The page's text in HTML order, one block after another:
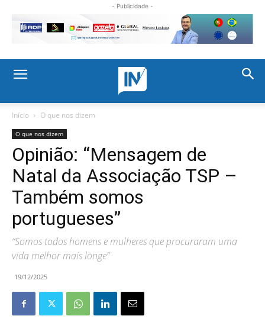
- Publicidade -
Início O que nos dizem
O que nos dizem
Opinião: “Mensagem de
Natal da Associação TSP –
Também somos
portugueses”
“Somos todos homens e mulheres que procuraram uma
vida melhor mais longe”
19/12/2025